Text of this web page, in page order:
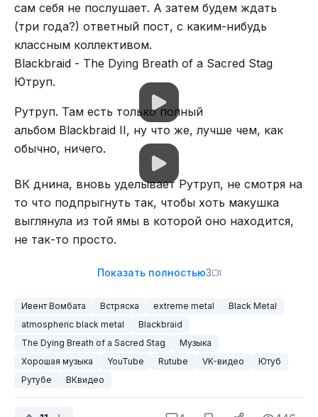
сам себя не послушает. А затем будем ждать
(три года?) ответный пост, с каким-нибудь
классным коллективом.
Blackbraid - The Dying Breath of a Sacred Stag
Ютруп.
Рутруп. Там есть только полный
альбом Blackbraid II, ну что же, лучше чем, как
обычно, ничего.
ВК днина, вновь уделывает Рутруп, не смотря на
то что подпрыгнуть так, чтобы хоть макушка
выглянула из той ямы в которой оно находится,
не так-то просто.
Ну вот, на сегодня, пожалуй всё. До новых
Показать полностью3
Ивент Вомбата Встряска extreme metal
Black Metal
atmospheric black metal
Blackbraid
The Dying Breath of a Sacred Stag
Музыка
Хорошая музыка
YouTube Rutube VK-видео
Ютуб
Рутубе
ВКвидео